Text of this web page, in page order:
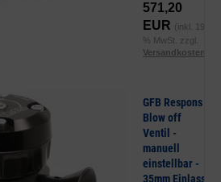
571,20
EUR (inkl. 19
% MwSt. zzgl.
Versandkosten
GFB Respons
Blow off
Ventil -
manuell
einstellbar -
35mm Einlass,